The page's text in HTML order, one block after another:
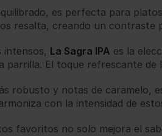
es perfecta para
resalta, creando un
intensos, La Sagra IPA es la
parrilla. El toque refrescante
robusto y notas de caramelo,
con la intensidad de
favoritos no solo mejora el